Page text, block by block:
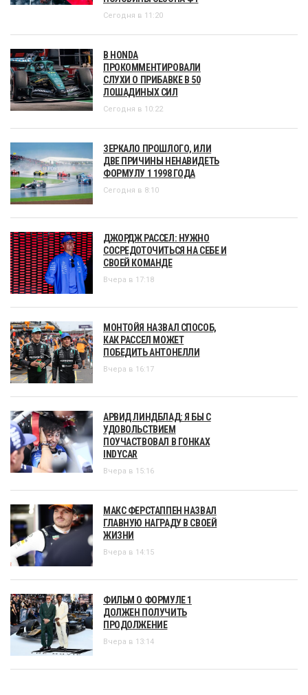
Сегодня в 11:20
В HONDA
ПРОКОММЕНТИРОВАЛИ
СЛУХИ О ПРИБАВКЕ В 50
ЛОШАДИНЫХ СИЛ
Сегодня в 10:22
ЗЕРКАЛО ПРОШЛОГО, ИЛИ
ДВЕ ПРИЧИНЫ НЕНАВИДЕТЬ
ФОРМУЛУ 1 1998 ГОДА
Сегодня в 8:10
ДЖОРДЖ РАССЕЛ: НУЖНО
СОСРЕДОТОЧИТЬСЯ НА СЕБЕ И
СВОЕЙ КОМАНДЕ
Вчера в 17:18
МОНТОЙЯ НАЗВАЛ СПОСОБ,
КАК РАССЕЛ МОЖЕТ
ПОБЕДИТЬ АНТОНЕЛЛИ
Вчера в 16:17
АРВИД ЛИНДБЛАД: Я БЫ С
УДОВОЛЬСТВИЕМ
ПОУЧАСТВОВАЛ В ГОНКАХ
INDYCAR
Вчера в 15:16
МАКС ФЕРСТАППЕН НАЗВАЛ
ГЛАВНУЮ НАГРАДУ В СВОЕЙ
ЖИЗНИ
Вчера в 14:15
ФИЛЬМ О ФОРМУЛЕ 1
ДОЛЖЕН ПОЛУЧИТЬ
ПРОДОЛЖЕНИЕ
Вчера в 13:14